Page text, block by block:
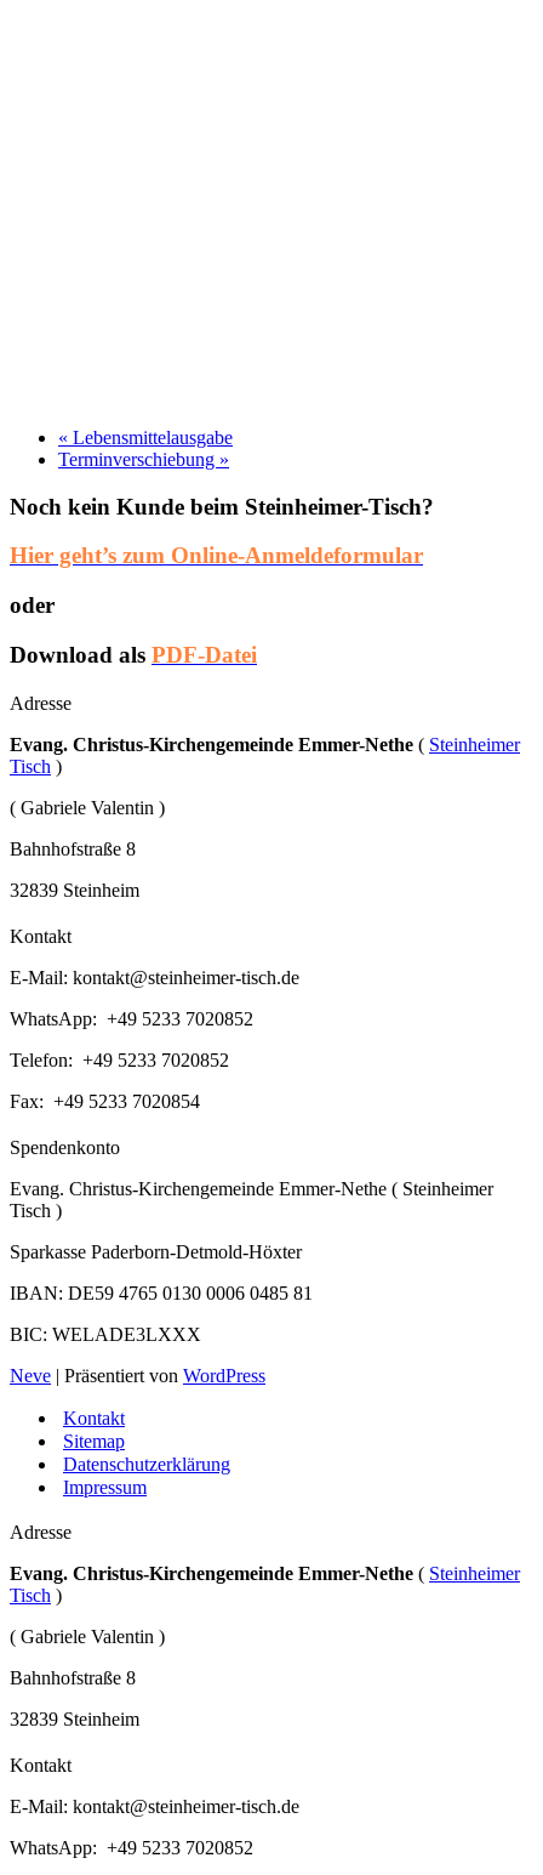
« Lebensmittelausgabe
Terminverschiebung »
Noch kein Kunde beim Steinheimer-Tisch?
Hier geht’s zum Online-Anmeldeformular
oder
Download als PDF-Datei
Adresse
Evang. Christus-Kirchengemeinde Emmer-Nethe ( Steinheimer
Tisch )
( Gabriele Valentin )
Bahnhofstraße 8
32839 Steinheim
Kontakt
E-Mail: kontakt@steinheimer-tisch.de
WhatsApp: +49 5233 7020852
Telefon: +49 5233 7020852
Fax: +49 5233 7020854
Spendenkonto
Evang. Christus-Kirchengemeinde Emmer-Nethe ( Steinheimer
Tisch )
Sparkasse Paderborn-Detmold-Höxter
IBAN: DE59 4765 0130 0006 0485 81
BIC: WELADE3LXXX
Neve | Präsentiert von WordPress
Kontakt
Sitemap
Datenschutzerklärung
Impressum
Adresse
Evang. Christus-Kirchengemeinde Emmer-Nethe ( Steinheimer
Tisch )
( Gabriele Valentin )
Bahnhofstraße 8
32839 Steinheim
Kontakt
E-Mail: kontakt@steinheimer-tisch.de
WhatsApp: +49 5233 7020852